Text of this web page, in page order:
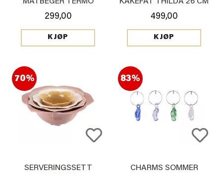
299,00
KJØP
499,00
KJØP
70%
SERVERINGSSETT
83%
CHARMS SOMMER